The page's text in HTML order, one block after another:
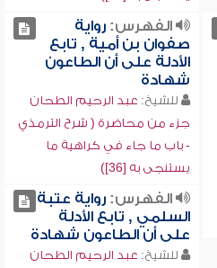
الفهرس:رواية
صفوان بن أمية , تابع
الأدلة على أن الطاعون
شهادة
للشيخ: عبد الرحيم الطحان
جزء من محاضرة ( شرح الترمذي
- باب ما جاء في كراهية ما
يستنجى به [36])
الفهرس:رواية عتبة
السلمي , تابع الأدلة
على أن الطاعون شهادة
للشيخ: عبد الرحيم الطحان